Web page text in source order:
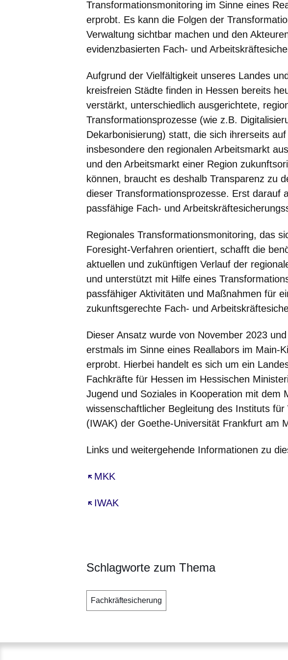
Transformationsmonitoring im Sinne eines
erprobt. Es kann die Folgen der
Verwaltung sichtbar machen und den
evidenzbasierten Fach- und
Aufgrund der Vielfältigkeit unseres Landes
kreisfreien Städte finden in Hessen bereits
verstärkt, unterschiedlich ausgerichtete,
Transformationsprozesse (wie z.B.
Dekarbonisierung) statt, die sich ihrerseits
insbesondere den regionalen Arbeitsmarkt
und den Arbeitsmarkt einer Region
können, braucht es deshalb Transparenz zu
dieser Transformationsprozesse. Erst darauf
passfähige Fach- und
Regionales Transformationsmonitoring, das
Foresight-Verfahren orientiert, schafft die
aktuellen und zukünftigen Verlauf der
und unterstützt mit Hilfe eines
passfähiger Aktivitäten und Maßnahmen für
zukunftsgerechte Fach- und
Dieser Ansatz wurde von November 2023
erstmals im Sinne eines Reallabors im Main-
erprobt. Hierbei handelt es sich um ein
Fachkräfte für Hessen im Hessischen
Jugend und Soziales in Kooperation mit dem
wissenschaftlicher Begleitung des Instituts
(IWAK) der Goethe-Universität Frankfurt am
Links und weitergehende Informationen zu
MKK
Öffnet sich in einem neuen Fenster
IWAK
Öffnet sich in einem neuen Fenster
Schlagworte zum Thema
Fachkräftesicherung